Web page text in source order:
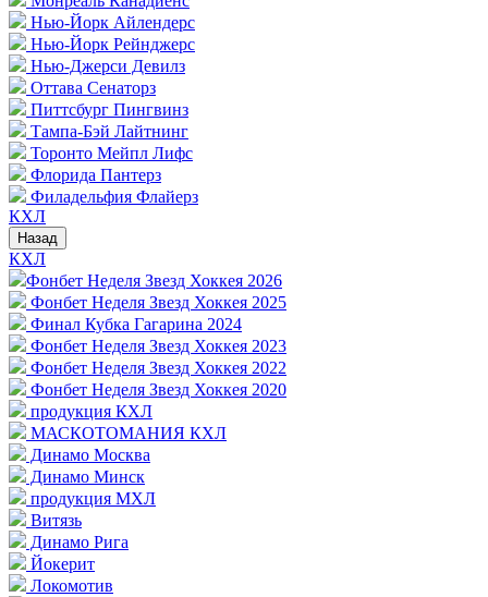
Нью-Йорк Айлендерс
Нью-Йорк Рейнджерс
Нью-Джерси Девилз
Оттава Сенаторз
Питтсбург Пингвинз
Тампа-Бэй Лайтнинг
Торонто Мейпл Лифс
Флорида Пантерз
Филадельфия Флайерз
КХЛ
Назад
КХЛ
Фонбет Неделя Звезд Хоккея 2026
Фонбет Неделя Звезд Хоккея 2025
Финал Кубка Гагарина 2024
Фонбет Неделя Звезд Хоккея 2023
Фонбет Неделя Звезд Хоккея 2022
Фонбет Неделя Звезд Хоккея 2020
продукция КХЛ
МАСКОТОМАНИЯ КХЛ
Динамо Москва
Динамо Минск
продукция МХЛ
Витязь
Динамо Рига
Йокерит
Локомотив